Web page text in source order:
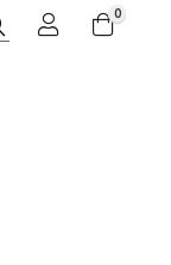
Buscar 0